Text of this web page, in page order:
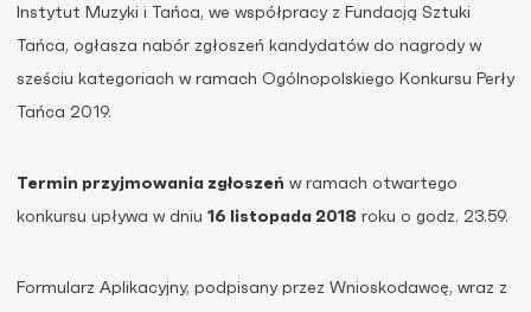
Instytut Muzyki i Tańca, we współpracy z Fundacją Sztuki
Tańca, ogłasza nabór zgłoszeń kandydatów do nagrody w
sześciu kategoriach w ramach Ogólnopolskiego Konkursu Perły
Tańca 2019.
Termin przyjmowania zgłoszeń w ramach otwartego
konkursu upływa w dniu 16 listopada 2018 roku o godz. 23.59.
Formularz Aplikacyjny, podpisany przez Wnioskodawcę, wraz z